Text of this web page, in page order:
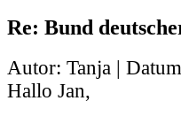
Re: Bund
Autor: Tanja |
Hallo Jan,